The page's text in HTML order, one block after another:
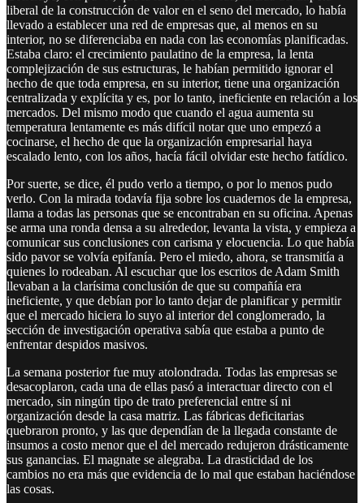
liberal de la construcción de valor en el seno del mercado, lo había
llevado a establecer una red de empresas que, al menos en su
interior, no se diferenciaba en nada con las economías planificadas.
Estaba claro: el crecimiento paulatino de la empresa, la lenta
complejización de sus estructuras, le habían permitido ignorar el
hecho de que toda empresa, en su interior, tiene una organización
centralizada y explícita y es, por lo tanto, ineficiente en relación a los
mercados. Del mismo modo que cuando el agua aumenta su
temperatura lentamente es más difícil notar que uno empezó a
cocinarse, el hecho de que la organización empresarial haya
escalado lento, con los años, hacía fácil olvidar este hecho fatídico.
Por suerte, se dice, él pudo verlo a tiempo, o por lo menos pudo
verlo. Con la mirada todavía fija sobre los cuadernos de la empresa,
llama a todas las personas que se encontraban en su oficina. Apenas
se arma una ronda densa a su alrededor, levanta la vista, y empieza a
comunicar sus conclusiones con carisma y elocuencia. Lo que había
sido pavor se volvía epifanía. Pero el miedo, ahora, se transmitía a
quienes lo rodeaban. Al escuchar que los escritos de Adam Smith
llevaban a la clarísima conclusión de que su compañía era
ineficiente, y que debían por lo tanto dejar de planificar y permitir
que el mercado hiciera lo suyo al interior del conglomerado, la
sección de investigación operativa sabía que estaba a punto de
enfrentar despidos masivos.
La semana posterior fue muy atolondrada. Todas las empresas se
desacoplaron, cada una de ellas pasó a interactuar directo con el
mercado, sin ningún tipo de trato preferencial entre sí ni
organización desde la casa matriz. Las fábricas deficitarias
quebraron pronto, y las que dependían de la llegada constante de
insumos a costo menor que el del mercado redujeron drásticamente
sus ganancias. El magnate se alegraba. La drasticidad de los
cambios no era más que evidencia de lo mal que estaban haciéndose
las cosas.